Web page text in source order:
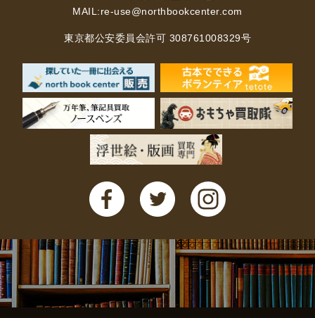
MAIL:re-use@northbookcenter.com
東京都公安委員会許可 308761008329号